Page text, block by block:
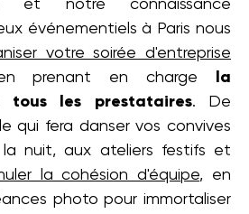
et notre connaissance
événementiels à Paris nous
votre soirée d'entreprise
prenant en charge
la
tous les prestataires. De
qui fera danser vos convives
nuit, aux ateliers festifs et
la cohésion d'équipe, en
photo pour immortaliser